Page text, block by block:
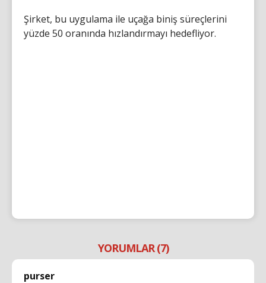
Şirket, bu uygulama ile uçağa biniş süreçlerini
yüzde 50 oranında hızlandırmayı hedefliyor.
YORUMLAR (7)
purser